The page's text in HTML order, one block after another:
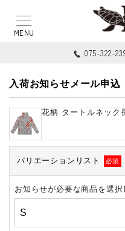
075-322-
入荷お知らせメール申込
花柄 タートルネック
バリエーションリスト 必須
お知らせが必要な商品を選択